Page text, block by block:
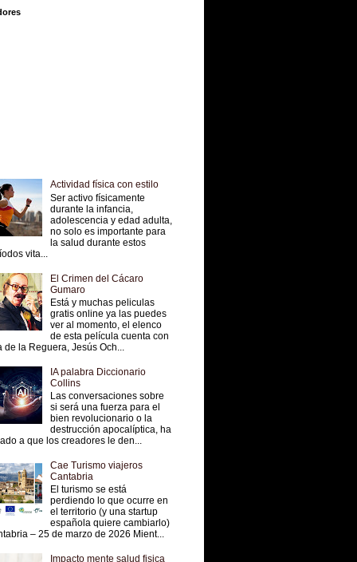
Actividad física con estilo
Ser activo físicamente
durante la infancia,
adolescencia y edad adulta,
no solo es importante para
la salud durante estos
vita...
El Crimen del Cácaro
Gumaro
Está y muchas peliculas
gratis online ya las puedes
ver al momento, el elenco
de esta película cuenta con
de la Reguera, Jesús Och...
IA palabra Diccionario
Collins
Las conversaciones sobre
si será una fuerza para el
bien revolucionario o la
destrucción apocalíptica, ha
a que los creadores le den...
Cae Turismo viajeros
Cantabria
El turismo se está
perdiendo lo que ocurre en
el territorio (y una startup
española quiere cambiarlo)
– 25 de marzo de 2026 Mient...
Impacto mente salud fisica